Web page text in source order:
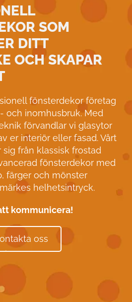
SOM
DITT
OCH SKAPAR
fönsterdekor företag
och inomhusbruk. Med
förvandlar vi glasytor
er interiör eller fasad. Vårt
från klassisk frostad
fönsterdekor med
färger och mönster
helhetsintryck.
kommunicera!
oss